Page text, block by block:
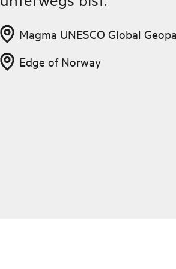
Magma UNESCO Global
Edge of Norway